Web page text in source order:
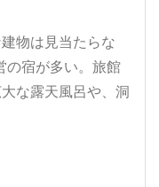
物は見当たらな
の宿が多い。旅館
な露天風呂や、洞